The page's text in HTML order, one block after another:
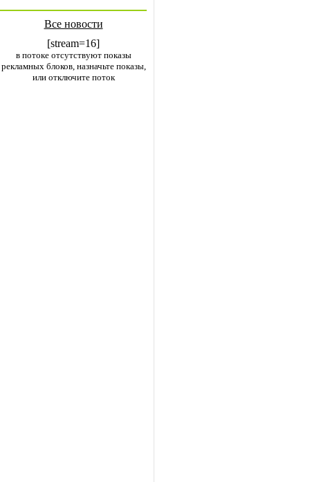
Все новости
[stream=16]
в потоке отсутствуют показы
рекламных блоков, назначьте показы,
или отключите поток